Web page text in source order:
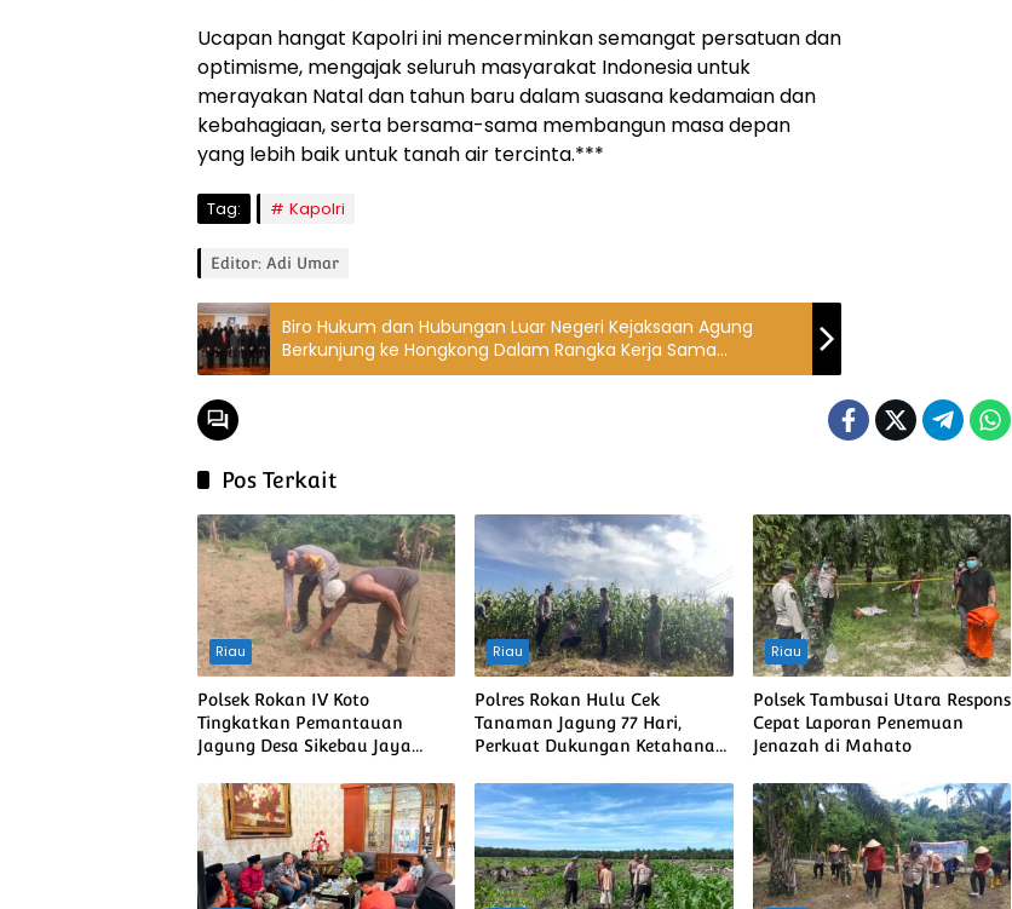
Ucapan hangat Kapolri ini mencerminkan semangat persatuan dan
optimisme, mengajak seluruh masyarakat Indonesia untuk
merayakan Natal dan tahun baru dalam suasana kedamaian dan
kebahagiaan, serta bersama-sama membangun masa depan
yang lebih baik untuk tanah air tercinta.***
Tag: Kapolri
Editor: Adi Umar
Biro Hukum dan Hubungan Luar Negeri Kejaksaan Agung
Berkunjung ke Hongkong Dalam Rangka Kerja Sama
Pemberantasan Korupsi dan Pemulihan Aset Lintas Negara
Pos Terkait
Riau
Polsek Rokan IV Koto
Tingkatkan Pemantauan
Jagung Desa Sikebau Jaya
Ketahanan Pangan Nasional
Riau
Polres Rokan Hulu Cek
Tanaman Jagung 77 Hari,
Perkuat Dukungan Ketahanan
Riau
Polsek Tambusai Utara Respons
Cepat Laporan Penemuan
Jenazah di Mahato